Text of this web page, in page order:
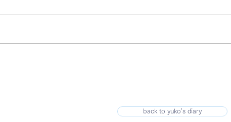
back to yuko's diary